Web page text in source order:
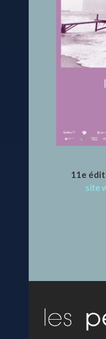
11e
site